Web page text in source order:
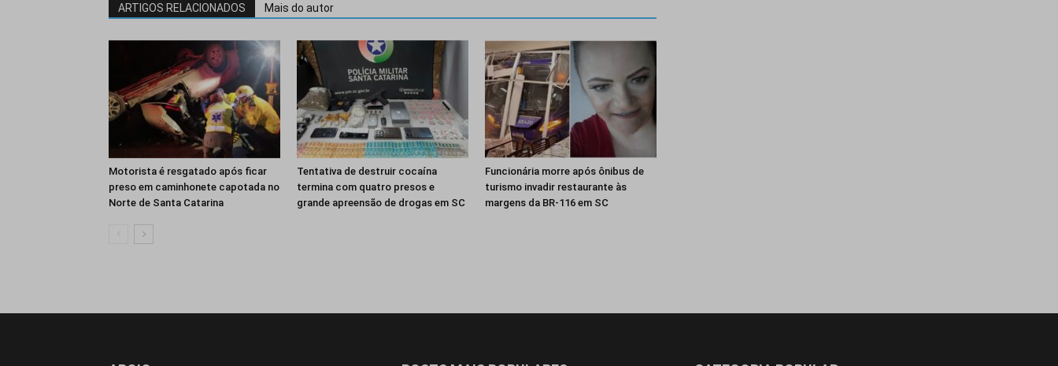
ARTIGOS RELACIONADOS Mais do autor
Motorista é resgatado após ficar
preso em caminhonete capotada no
Norte de Santa Catarina
Tentativa de destruir cocaína
termina com quatro presos e
grande apreensão de drogas em SC
Funcionária morre após ônibus de
turismo invadir restaurante às
margens da BR-116 em SC